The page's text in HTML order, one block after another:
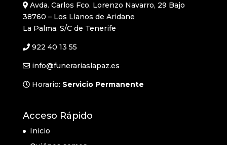
Avda. Carlos Fco. Lorenzo Navarro, 29 Bajo
38760 – Los Llanos de Aridane
La Palma. S/C de Tenerife
922 40 13 55
info@funerariaslapaz.es
Horario: Servicio Permanente
Acceso Rápido
Inicio